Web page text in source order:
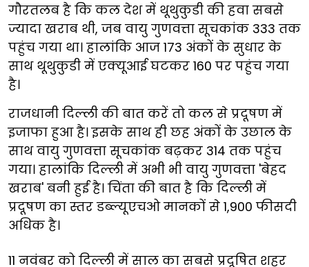
गौरतलब है कि कल देश में थूथुकुडी की हवा सबसे
ज्यादा खराब थी, जब वायु गुणवत्ता सूचकांक 333 तक
पहुंच गया था। हालांकि आज 173 अंकों के सुधार के
साथ थूथुकुडी में एक्यूआई घटकर 160 पर पहुंच गया
है।
राजधानी दिल्ली की बात करें तो कल से प्रदूषण में
इजाफा हुआ है। इसके साथ ही छह अंकों के उछाल के
साथ वायु गुणवत्ता सूचकांक बढ़कर 314 तक पहुंच
गया। हालांकि दिल्ली में अभी भी वायु गुणवत्ता 'बेहद
खराब' बनी हुई है। चिंता की बात है कि दिल्ली में
प्रदूषण का स्तर डब्ल्यूएचओ मानकों से 1,900 फीसदी
अधिक है।
11 नवंबर को दिल्ली में साल का सबसे प्रदूषित शहर